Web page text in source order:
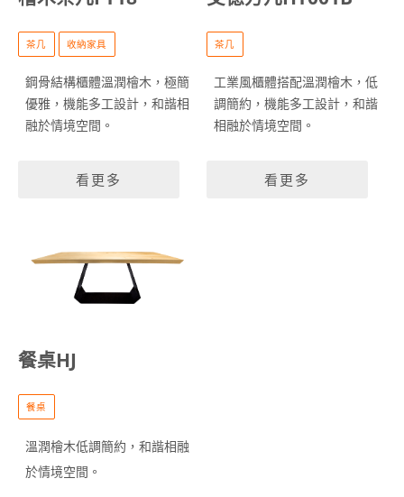
茶几 收納家具
鋼骨結構櫃體溫潤檜木，極簡
優雅，機能多工設計，和諧相
融於情境空間。
看更多
茶几
工業風櫃體搭配溫潤檜木，低
調簡約，機能多工設計，和諧
相融於情境空間。
看更多
餐桌HJ
餐桌
溫潤檜木低調簡約，和諧相融
於情境空間。